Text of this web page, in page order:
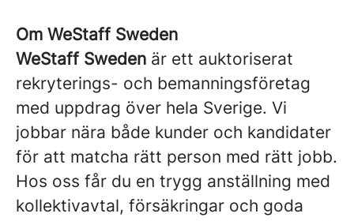
Om WeStaff Sweden
WeStaff Sweden är ett auktoriserat
rekryterings- och bemanningsföretag
med uppdrag över hela Sverige. Vi
jobbar nära både kunder och kandidater
för att matcha rätt person med rätt jobb.
Hos oss får du en trygg anställning med
kollektivavtal, försäkringar och goda